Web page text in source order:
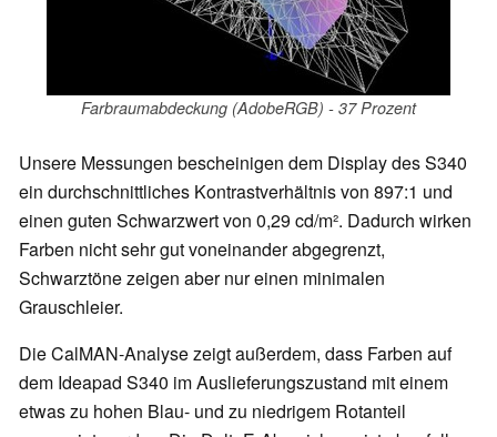
Farbraumabdeckung (AdobeRGB) - 37 Prozent
Unsere Messungen bescheinigen dem Display des S340
ein durchschnittliches Kontrastverhältnis von 897:1 und
einen guten Schwarzwert von 0,29 cd/m². Dadurch wirken
Farben nicht sehr gut voneinander abgegrenzt,
Schwarztöne zeigen aber nur einen minimalen
Grauschleier.
Die CalMAN-Analyse zeigt außerdem, dass Farben auf
dem Ideapad S340 im Auslieferungszustand mit einem
etwas zu hohen Blau- und zu niedrigem Rotanteil